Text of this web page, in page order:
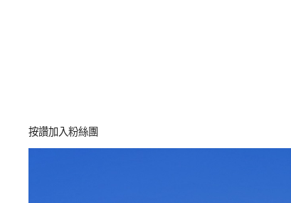
按讚加入粉絲團